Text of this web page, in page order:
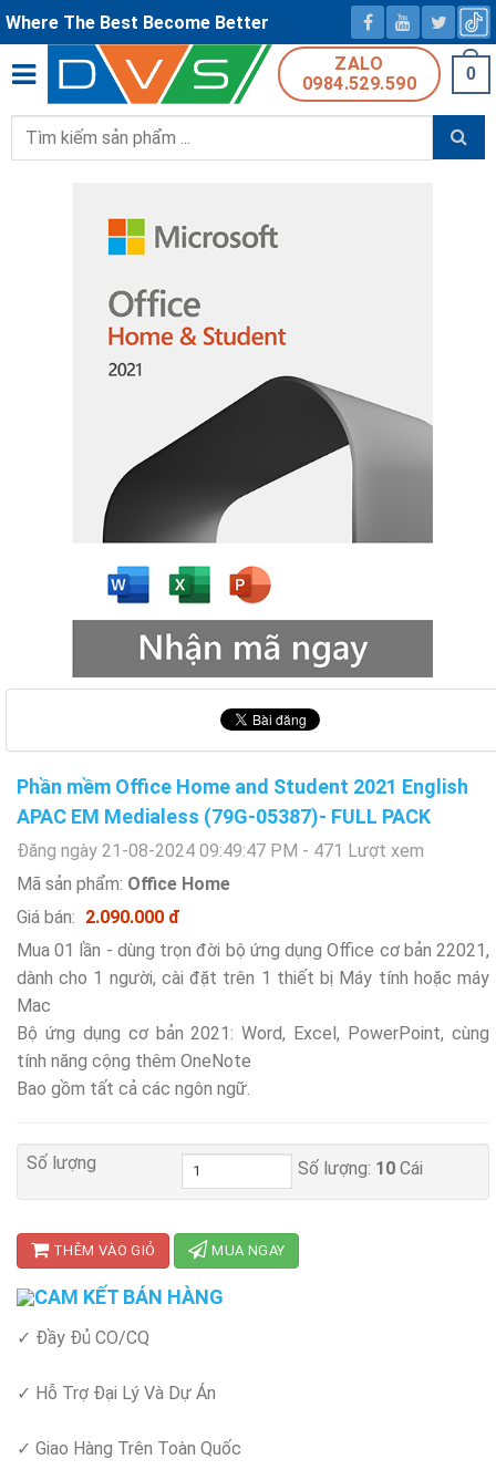
Where The Best Become Better
ZALO
0984.529.590
0
Tìm
kiếm:
Phần mềm Office Home and Student 2021 English
APAC EM Medialess (79G-05387)- FULL PACK
Đăng ngày 21-08-2024 09:49:47 PM - 471 Lượt xem
Mã sản phẩm: Office Home
Giá bán: 2.090.000 đ
Mua 01 lần - dùng trọn đời bộ ứng dụng Office cơ bản 22021,
dành cho 1 người, cài đặt trên 1 thiết bị Máy tính hoặc máy
Mac
Bộ ứng dụng cơ bản 2021: Word, Excel, PowerPoint, cùng
tính năng cộng thêm OneNote
Bao gồm tất cả các ngôn ngữ.
Số lượng Số lượng: 10Cái
THÊM VÀO GIỎ MUA NGAY
CAM KẾT BÁN HÀNG
✓ Đầy Đủ CO/CQ
✓ Hỗ Trợ Đại Lý Và Dự Án
✓ Giao Hàng Trên Toàn Quốc